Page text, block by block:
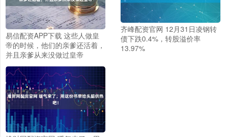
易信配资APP下载 这些人做皇
帝的时候，他们的亲爹还活着，
并且亲爹从来没做过皇帝
齐峰配资官网 12月31日凌钢转
债下跌0.4%，转股溢价率
13.97%